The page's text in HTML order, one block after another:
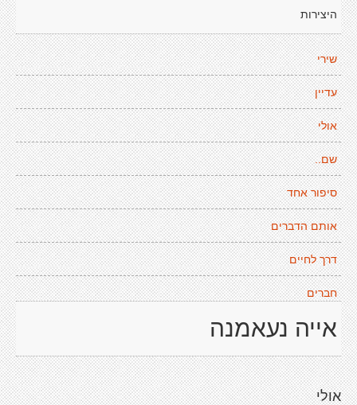
היצירות
שירי
עדיין
אולי
שם..
סיפור אחד
אותם הדברים
דרך לחיים
חברים
אייה נעאמנה
אולי